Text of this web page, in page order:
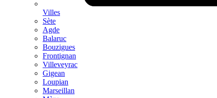
Villes
Sète
Agde
Balaruc
Bouzigues
Frontignan
Villeveyrac
Gigean
Loupian
Marseillan